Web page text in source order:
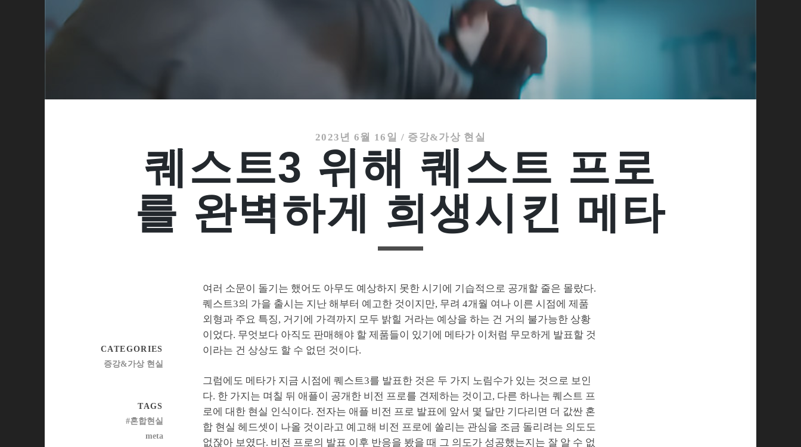
2023년 6월 16일 / 증강&가상 현실
퀘스트3 위해 퀘스트 프로
를 완벽하게 희생시킨 메타
여러 소문이 돌기는 했어도 아무도 예상하지 못한 시기에 기습적으로 공개할 줄은 몰랐다.
퀘스트3의 가을 출시는 지난 해부터 예고한 것이지만, 무려 4개월 여나 이른 시점에 제품
외형과 주요 특징, 거기에 가격까지 모두 밝힐 거라는 예상을 하는 건 거의 불가능한 상황
이었다. 무엇보다 아직도 판매해야 할 제품들이 있기에 메타가 이처럼 무모하게 발표할 것
이라는 건 상상도 할 수 없던 것이다.
그럼에도 메타가 지금 시점에 퀘스트3를 발표한 것은 두 가지 노림수가 있는 것으로 보인
다. 한 가지는 며칠 뒤 애플이 공개한 비전 프로를 견제하는 것이고, 다른 하나는 퀘스트 프
로에 대한 현실 인식이다. 전자는 애플 비전 프로 발표에 앞서 몇 달만 기다리면 더 값싼 혼
합 현실 헤드셋이 나올 것이라고 예고해 비전 프로에 쏠리는 관심을 조금 돌리려는 의도도
없잖아 보였다. 비전 프로의 발표 이후 반응을 봤을 때 그 의도가 성공했는지는 잘 알 수 없
CATEGORIES
증강&가상 현실
TAGS
#혼합현실
meta